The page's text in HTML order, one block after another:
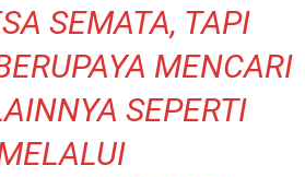
SEMATA, TAPI
MENCARI
SEPERTI